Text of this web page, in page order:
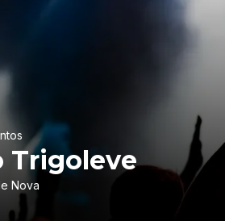
Trigoleve
Nova